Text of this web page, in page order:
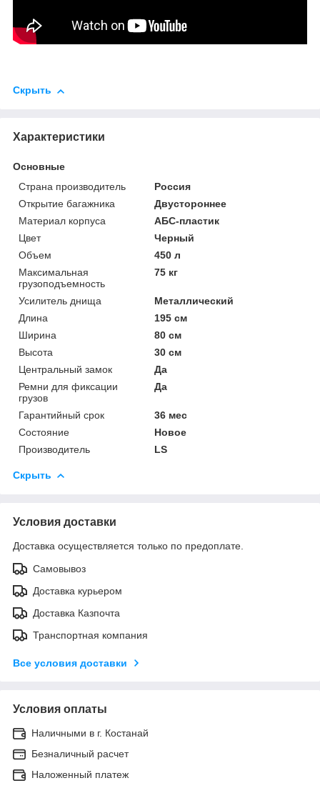
Скрыть
Характеристики
Основные
Страна производитель
Россия
Открытие багажника
Двустороннее
Материал корпуса
АБС-пластик
Цвет
Черный
Объем
450 л
Максимальная
грузоподъемность
75 кг
Усилитель днища
Металлический
Длина
195 см
Ширина
80 см
Высота
30 см
Центральный замок
Да
Ремни для фиксации
грузов
Да
Гарантийный срок
36 мес
Состояние
Новое
Производитель
LS
Скрыть
Условия доставки
Доставка осуществляется только по предоплате.
Самовывоз
Доставка курьером
Доставка Казпочта
Транспортная компания
Все условия доставки
Условия оплаты
Наличными в г. Костанай
Безналичный расчет
Наложенный платеж